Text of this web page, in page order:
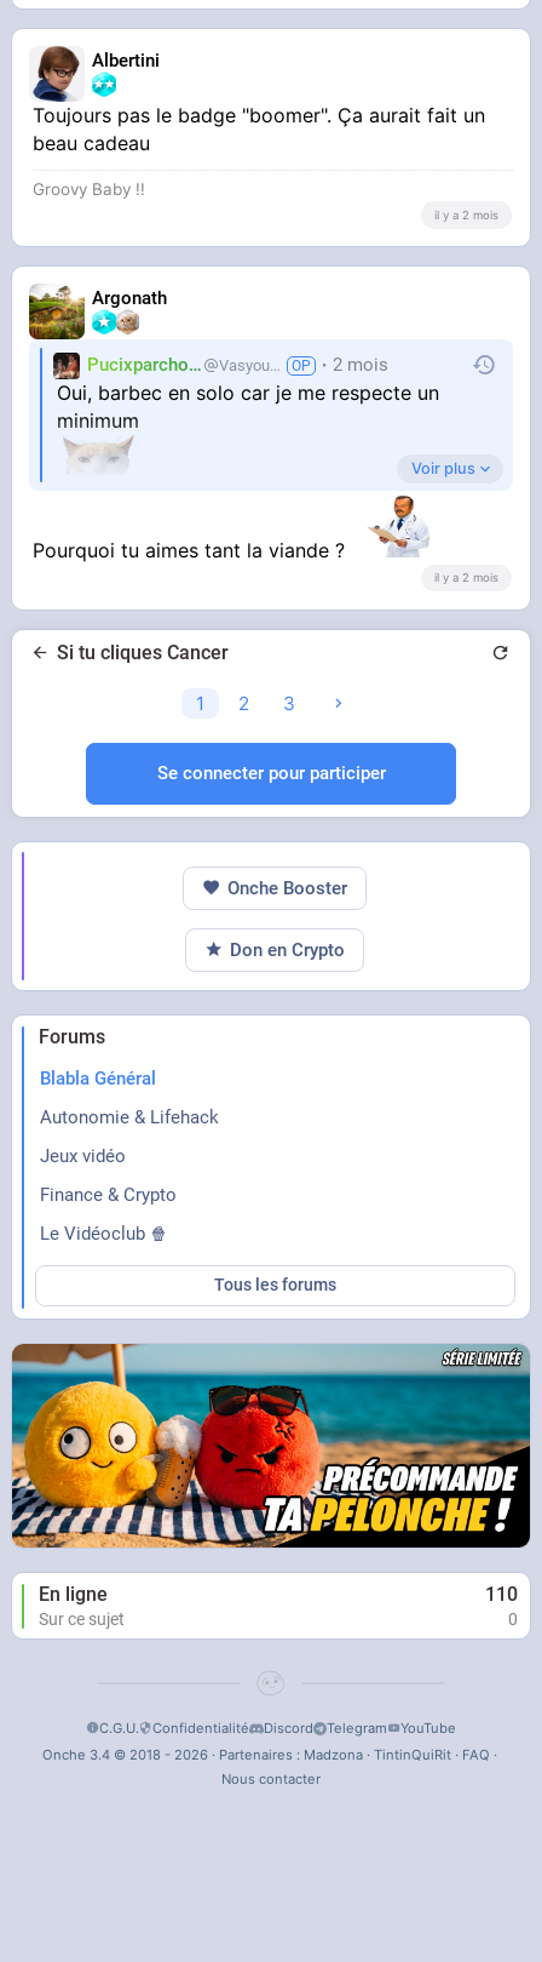
Albertini
Toujours pas le badge "boomer". Ça aurait fait un
beau cadeau
Groovy Baby !!
il y a 2 mois
Argonath
Pucixparchoix Vasyouioui_ 2 mois
Oui, barbec en solo car je me respecte un
minimum
Voir plus
Pourquoi tu aimes tant la viande ?
il y a 2 mois
Si tu cliques Cancer
1 2 3
Se connecter pour participer
Forums
Blabla Général
Autonomie & Lifehack
Jeux vidéo
Finance & Crypto
Le Vidéoclub 🍿
Tous les forums
En ligne 110
Sur ce sujet 0
Onche Booster
Don en Crypto
C.G.U. Confidentialité Discord Telegram
YouTube
Onche 3.4 © 2018 - 2026 · Partenaires : Madzona· TintinQuiRit· FAQ ·
Nous contacter